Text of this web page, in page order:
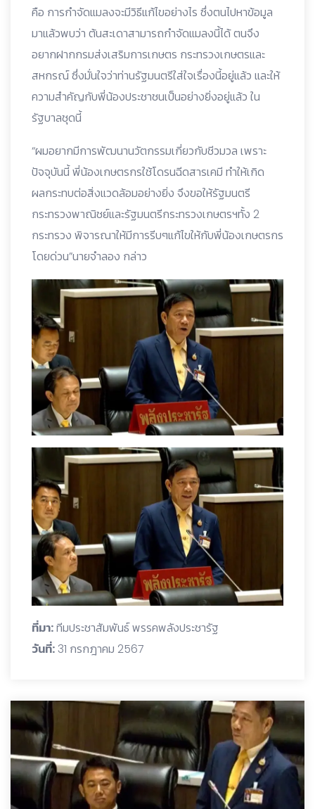
คือ การกำจัดแมลงจะมีวิธีแก้ไขอย่างไร ซึ่งตนไปหาข้อมูล
มาแล้วพบว่า ต้นสะเดาสามารถกำจัดแมลงนี้ได้ ตนจึง
อยากฝากกรมส่งเสริมการเกษตร กระทรวงเกษตรและ
สหกรณ์ ซึ่งมั่นใจว่าท่านรัฐมนตรีใส่ใจเรื่องนี้อยู่แล้ว และให้
ความสำคัญกับพี่น้องประชาชนเป็นอย่างยิ่งอยู่แล้ว ใน
รัฐบาลชุดนี้
“ผมอยากมีการพัฒนานวัตกรรมเกี่ยวกับชีวมวล เพราะ
ปัจจุบันนี้ พี่น้องเกษตรกรใช้โดรนฉีดสารเคมี ทำให้เกิด
ผลกระทบต่อสิ่งแวดล้อมอย่างยิ่ง จึงขอให้รัฐมนตรี
กระทรวงพาณิชย์และรัฐมนตรีกระทรวงเกษตรฯทั้ง 2
กระทรวง พิจารณาให้มีการรีบๆแก้ไขให้กับพี่น้องเกษตรกร
โดยด่วน”นายจำลอง กล่าว
ที่มา:ทีมประชาสัมพันธ์ พรรคพลังประชารัฐ
วันที่:31 กรกฎาคม 2567